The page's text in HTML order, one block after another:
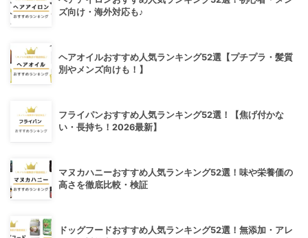
ズ向け・海外対応も♪
ヘアオイルおすすめ人気ランキング52選【プチプラ・髪質
別やメンズ向けも！】
フライパンおすすめ人気ランキング52選！【焦げ付かな
い・長持ち！2026最新】
マヌカハニーおすすめ人気ランキング52選！味や栄養価の
高さを徹底比較・検証
ドッグフードおすすめ人気ランキング52選！無添加・アレ